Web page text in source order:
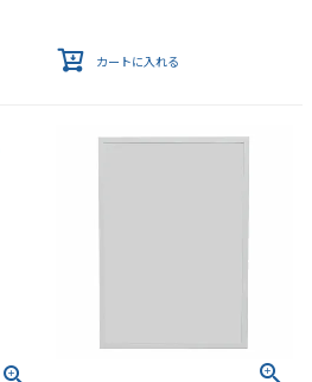
カートに入れる